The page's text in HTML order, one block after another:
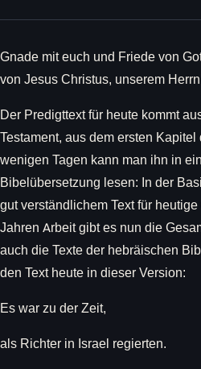
Gnade mit euch und Friede von
von Jesus Christus, unserem
Der Predigttext für heute kommt
Testament, aus dem ersten
wenigen Tagen kann man ihn in
Bibelübersetzung lesen: In der
gut verständlichem Text für
Jahren Arbeit gibt es nun die
auch die Texte der hebräischen
den Text heute in dieser Version:
Es war zu der Zeit,
als Richter in Israel regierten.